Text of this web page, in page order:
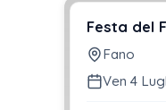
Festa del
Fano
Ven 4